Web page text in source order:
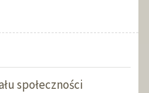
społeczności